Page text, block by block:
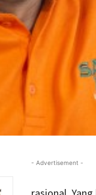
- Advertisement -